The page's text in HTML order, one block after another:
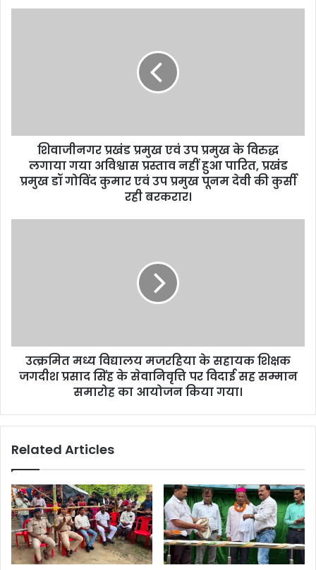
d
शिवाजीनगर प्रखंड प्रमुख एवं उप प्रमुख के विरुद्ध
लगाया गया अविश्वास प्रस्ताव नहीं हुआ पारित, प्रखंड
प्रमुख डॉ गोविंद कुमार एवं उप प्रमुख पूनम देवी की कुर्सी
रही बरकरार।
उत्क्रमित मध्य विद्यालय मजरहिया के सहायक शिक्षक
जगदीश प्रसाद सिंह के सेवानिवृत्ति पर विदाई सह सम्मान
समारोह का आयोजन किया गया।
Related Articles